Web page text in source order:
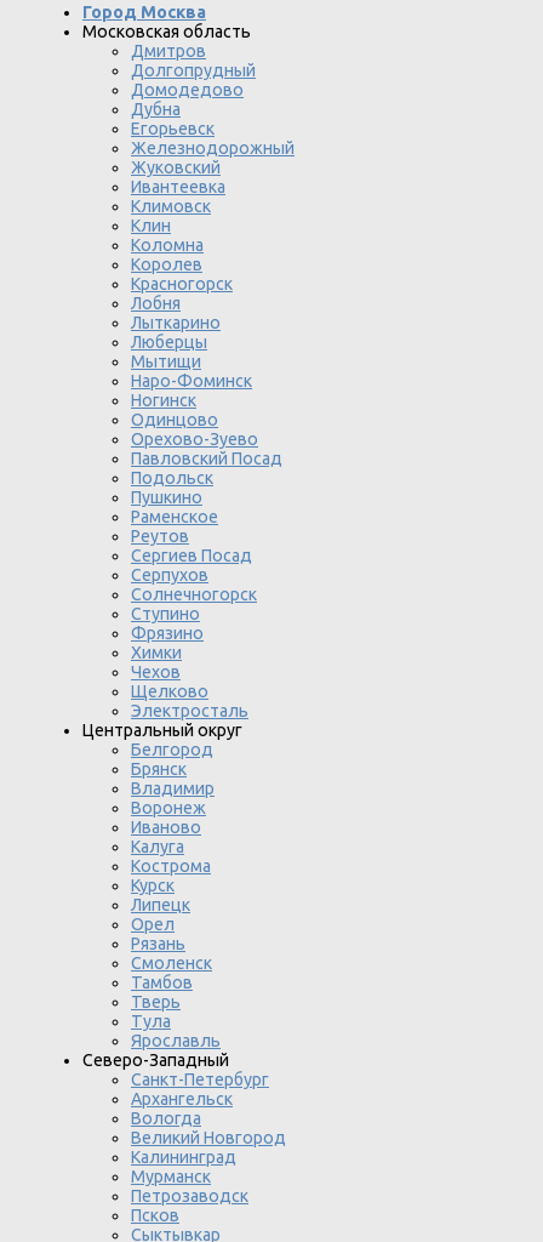
Город Москва
Московская область
Дмитров
Долгопрудный
Домодедово
Дубна
Егорьевск
Железнодорожный
Жуковский
Ивантеевка
Климовск
Клин
Коломна
Королев
Красногорск
Лобня
Лыткарино
Люберцы
Мытищи
Наро-Фоминск
Ногинск
Одинцово
Орехово-Зуево
Павловский Посад
Подольск
Пушкино
Раменское
Реутов
Сергиев Посад
Серпухов
Солнечногорск
Ступино
Фрязино
Химки
Чехов
Щелково
Электросталь
Центральный округ
Белгород
Брянск
Владимир
Воронеж
Иваново
Калуга
Кострома
Курск
Липецк
Орел
Рязань
Смоленск
Тамбов
Тверь
Тула
Ярославль
Северо-Западный
Санкт-Петербург
Архангельск
Вологда
Великий Новгород
Калининград
Мурманск
Петрозаводск
Псков
Сыктывкар